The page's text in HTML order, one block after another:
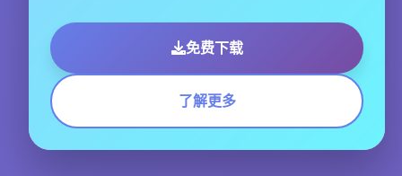
免费下载
了解更多